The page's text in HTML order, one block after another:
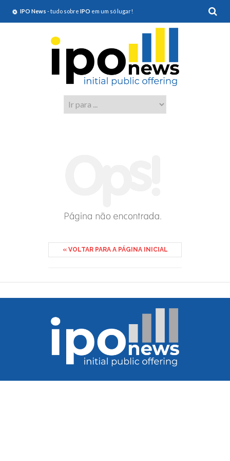
IPO News - tudo sobre IPO em um só lugar!
« VOLTAR PARA A PÁGINA INICIAL